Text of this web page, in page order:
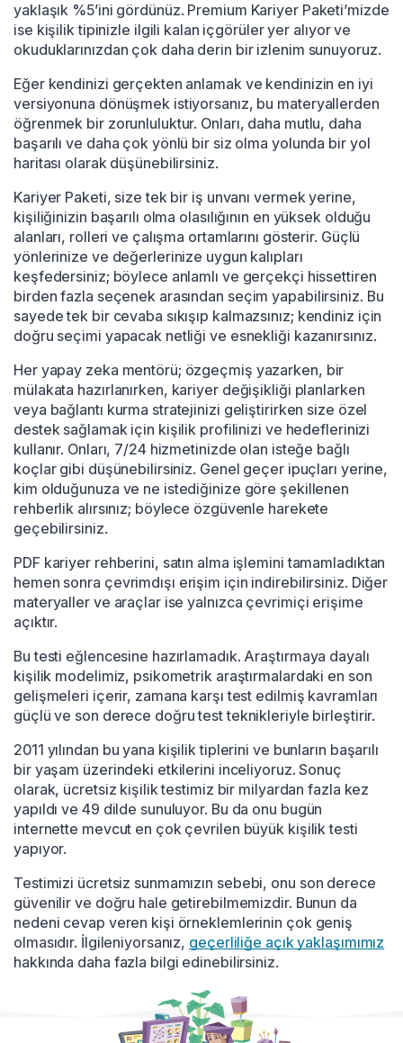
yaklaşık %5’ini gördünüz. Premium Kariyer Paketi’mizde
ise kişilik tipinizle ilgili kalan içgörüler yer alıyor ve
okuduklarınızdan çok daha derin bir izlenim sunuyoruz.
Eğer kendinizi gerçekten anlamak ve kendinizin en iyi
versiyonuna dönüşmek istiyorsanız, bu materyallerden
öğrenmek bir zorunluluktur. Onları, daha mutlu, daha
başarılı ve daha çok yönlü bir siz olma yolunda bir yol
haritası olarak düşünebilirsiniz.
Kariyer Paketi, size tek bir iş unvanı vermek yerine,
kişiliğinizin başarılı olma olasılığının en yüksek olduğu
alanları, rolleri ve çalışma ortamlarını gösterir. Güçlü
yönlerinize ve değerlerinize uygun kalıpları
keşfedersiniz; böylece anlamlı ve gerçekçi hissettiren
birden fazla seçenek arasından seçim yapabilirsiniz. Bu
sayede tek bir cevaba sıkışıp kalmazsınız; kendiniz için
doğru seçimi yapacak netliği ve esnekliği kazanırsınız.
Her yapay zeka mentörü; özgeçmiş yazarken, bir
mülakata hazırlanırken, kariyer değişikliği planlarken
veya bağlantı kurma stratejinizi geliştirirken size özel
destek sağlamak için kişilik profilinizi ve hedeflerinizi
kullanır. Onları, 7/24 hizmetinizde olan isteğe bağlı
koçlar gibi düşünebilirsiniz. Genel geçer ipuçları yerine,
kim olduğunuza ve ne istediğinize göre şekillenen
rehberlik alırsınız; böylece özgüvenle harekete
geçebilirsiniz.
PDF kariyer rehberini, satın alma işlemini tamamladıktan
hemen sonra çevrimdışı erişim için indirebilirsiniz. Diğer
materyaller ve araçlar ise yalnızca çevrimiçi erişime
açıktır.
Bu testi eğlencesine hazırlamadık. Araştırmaya dayalı
kişilik modelimiz, psikometrik araştırmalardaki en son
gelişmeleri içerir, zamana karşı test edilmiş kavramları
güçlü ve son derece doğru test teknikleriyle birleştirir.
2011 yılından bu yana kişilik tiplerini ve bunların başarılı
bir yaşam üzerindeki etkilerini inceliyoruz. Sonuç
olarak, ücretsiz kişilik testimiz bir milyardan fazla kez
yapıldı ve 49 dilde sunuluyor. Bu da onu bugün
internette mevcut en çok çevrilen büyük kişilik testi
yapıyor.
Testimizi ücretsiz sunmamızın sebebi, onu son derece
güvenilir ve doğru hale getirebilmemizdir. Bunun da
nedeni cevap veren kişi örneklemlerinin çok geniş
olmasıdır. İlgileniyorsanız, geçerliliğe açık yaklaşımımız
hakkında daha fazla bilgi edinebilirsiniz.